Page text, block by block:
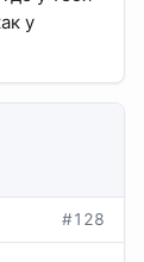
у
#128